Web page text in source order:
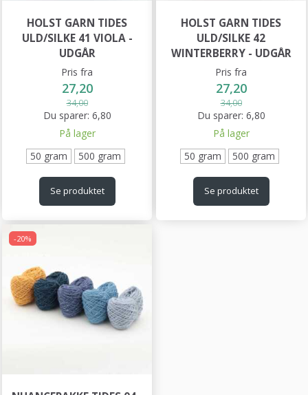
HOLST GARN TIDES
ULD/SILKE 41 VIOLA -
UDGÅR
Pris fra
27,20
34,00
Du sparer: 6,80
På lager
50 gram
500 gram
Se produktet
HOLST GARN TIDES
ULD/SILKE 42
WINTERBERRY - UDGÅR
Pris fra
27,20
34,00
Du sparer: 6,80
På lager
50 gram
500 gram
Se produktet
-20%